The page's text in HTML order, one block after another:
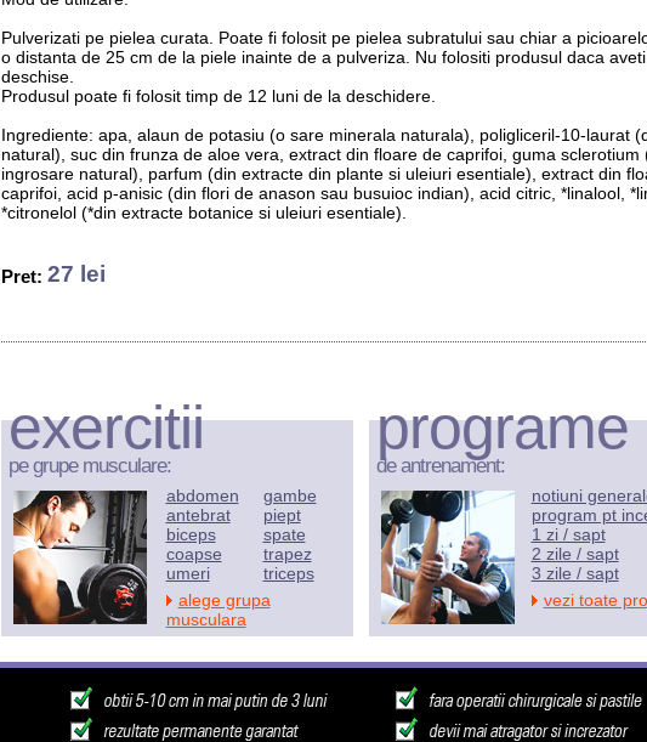
Pulverizati pe pielea curata. Poate fi folosit pe pielea subratului sau chiar a
o distanta de 25 cm de la piele inainte de a pulveriza. Nu folositi produsul daca
deschise.
Produsul poate fi folosit timp de 12 luni de la deschidere.
Ingrediente: apa, alaun de potasiu (o sare minerala naturala), poligliceril-10-laurat
natural), suc din frunza de aloe vera, extract din floare de caprifoi, guma sclerotium
ingrosare natural), parfum (din extracte din plante si uleiuri esentiale), extract din
caprifoi, acid p-anisic (din flori de anason sau busuioc indian), acid citric, *linalool,
*citronelol (*din extracte botanice si uleiuri esentiale).
Pret: 27 lei
exercitii
pe grupe musculare:
abdomen
antebrat
biceps
coapse
umeri
gambe
piept
spate
trapez
triceps
alege grupa
musculara
programe
de antrenament:
notiuni
program pt
1 zi / sapt
2 zile / sapt
3 zile / sapt
vezi toate